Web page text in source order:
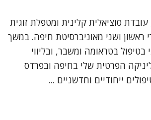
עובדת סוציאלית קלינית ומטפלת זוגית
ראשון ושני מאוניברסיטת חיפה. במשך
בטיפול בטראומה ומשבר, ובליווי
הפרטית שלי בחיפה ובפרדס
ייחודיים וחדשניים ...